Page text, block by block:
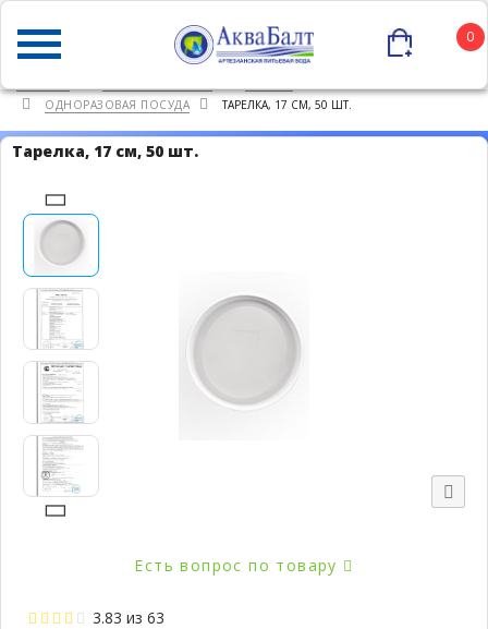
0
ОДНОРАЗОВАЯ ПОСУДА
ТАРЕЛКА, 17 СМ, 50 ШТ.
Тарелка, 17 см, 50 шт.
Есть вопрос по товару
3.83 из 63